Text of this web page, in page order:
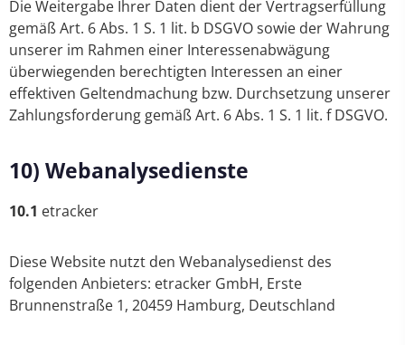
Die Weitergabe Ihrer Daten dient der Vertragserfüllung
gemäß Art. 6 Abs. 1 S. 1 lit. b DSGVO sowie der Wahrung
unserer im Rahmen einer Interessenabwägung
überwiegenden berechtigten Interessen an einer
effektiven Geltendmachung bzw. Durchsetzung unserer
Zahlungsforderung gemäß Art. 6 Abs. 1 S. 1 lit. f DSGVO.
10) Webanalysedienste
10.1 etracker
Diese Website nutzt den Webanalysedienst des
folgenden Anbieters: etracker GmbH, Erste
Brunnenstraße 1, 20459 Hamburg, Deutschland